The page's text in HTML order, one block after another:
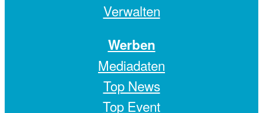
Verwalten
Werben
Mediadaten
Top News
Top Event